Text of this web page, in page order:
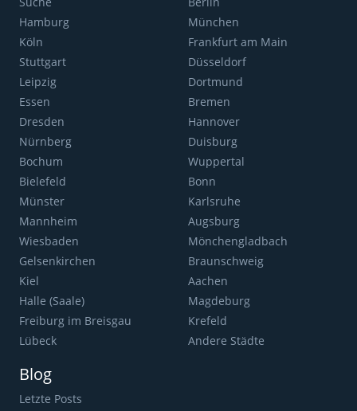
Hamburg
München
Köln
Frankfurt am Main
Stuttgart
Düsseldorf
Leipzig
Dortmund
Essen
Bremen
Dresden
Hannover
Nürnberg
Duisburg
Bochum
Wuppertal
Bielefeld
Bonn
Münster
Karlsruhe
Mannheim
Augsburg
Wiesbaden
Mönchengladbach
Gelsenkirchen
Braunschweig
Kiel
Aachen
Halle (Saale)
Magdeburg
Freiburg im Breisgau
Krefeld
Lübeck
Andere Städte
Blog
Letzte Posts